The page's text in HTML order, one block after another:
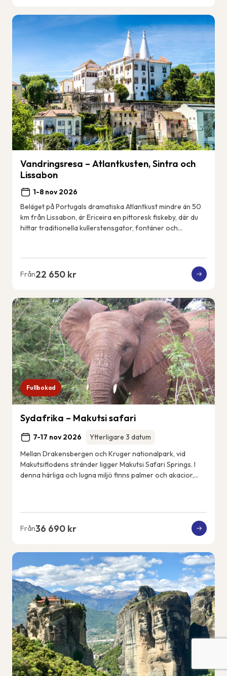
Vandringsresa – Atlantkusten, Sintra och
Lissabon
1-8 nov 2026
Beläget på Portugals dramatiska Atlantkust mindre än 50
km från Lissabon, är Ericeira en pittoresk fiskeby, där du
hittar traditionella kullerstensgator, fontäner och
Från22 650 kr
Fullbokad
Sydafrika – Makutsi safari
7-17 nov 2026
Ytterligare 3 datum
Mellan Drakensbergen och Kruger nationalpark, vid
Makutsiflodens stränder ligger Makutsi Safari Springs. I
denna härliga och lugna miljö finns palmer och akacior,
Från36 690 kr